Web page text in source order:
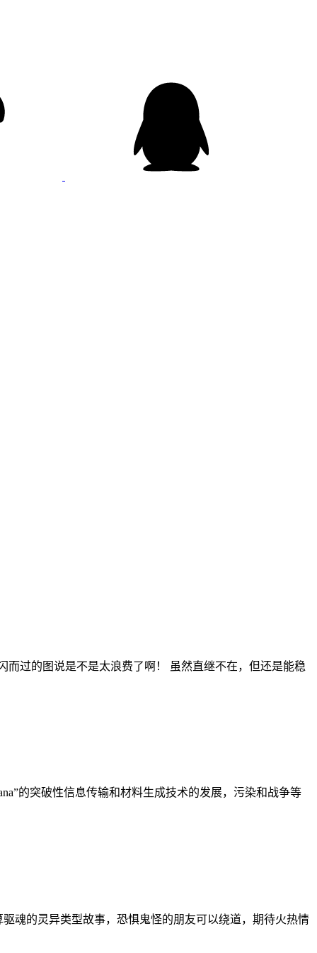
过的图说是不是太浪费了啊！ 虽然直继不在，但还是能稳
的突破性信息传输和材料生成技术的发展，污染和战争等
魂的灵异类型故事，恐惧鬼怪的朋友可以绕道，期待火热情